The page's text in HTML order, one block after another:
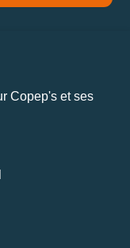
Copep's et ses